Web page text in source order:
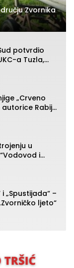
Zvornika
potvrdio
a Tuzla,
„Crveno
autorice Rabije
u
i
„Spustijada“ –
ljeto“